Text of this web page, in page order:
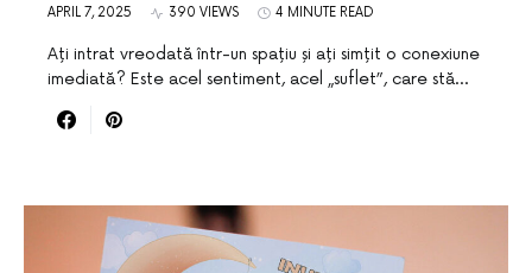
APRIL 7, 2025 390 VIEWS 4 MINUTE READ
Ați intrat vreodată într-un spațiu și ați simțit o conexiune
imediată? Este acel sentiment, acel „suflet”, care stă…